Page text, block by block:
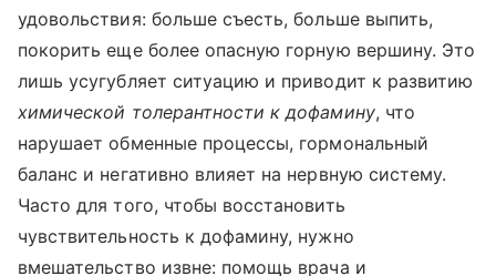
удовольствия: больше съесть, больше выпить,
покорить еще более опасную горную вершину. Это
лишь усугубляет ситуацию и приводит к развитию
химической толерантности к дофамину, что
нарушает обменные процессы, гормональный
баланс и негативно влияет на нервную систему.
Часто для того, чтобы восстановить
чувствительность к дофамину, нужно
вмешательство извне: помощь врача и